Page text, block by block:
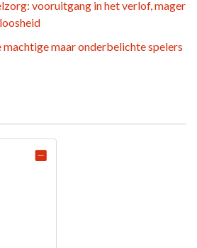
vooruitgang in het verlof, mager
machtige maar onderbelichte spelers